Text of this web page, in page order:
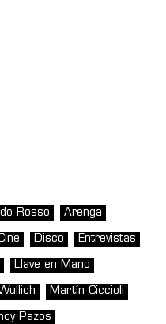
Rosso Arenga
Disco Entrevistas
Llave en Mano
Martín Ciccioli
Pazos